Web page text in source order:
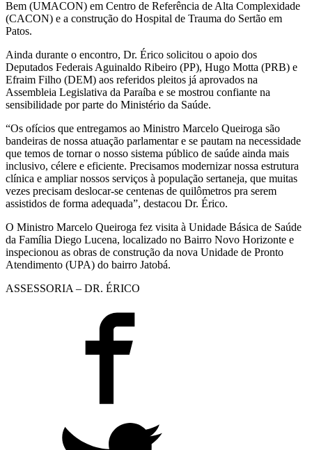
Bem (UMACON) em Centro de Referência de Alta Complexidade
(CACON) e a construção do Hospital de Trauma do Sertão em
Patos.
Ainda durante o encontro, Dr. Érico solicitou o apoio dos
Deputados Federais Aguinaldo Ribeiro (PP), Hugo Motta (PRB) e
Efraim Filho (DEM) aos referidos pleitos já aprovados na
Assembleia Legislativa da Paraíba e se mostrou confiante na
sensibilidade por parte do Ministério da Saúde.
“Os ofícios que entregamos ao Ministro Marcelo Queiroga são
bandeiras de nossa atuação parlamentar e se pautam na necessidade
que temos de tornar o nosso sistema público de saúde ainda mais
inclusivo, célere e eficiente. Precisamos modernizar nossa estrutura
clínica e ampliar nossos serviços à população sertaneja, que muitas
vezes precisam deslocar-se centenas de quilômetros pra serem
assistidos de forma adequada”, destacou Dr. Érico.
O Ministro Marcelo Queiroga fez visita à Unidade Básica de Saúde
da Família Diego Lucena, localizado no Bairro Novo Horizonte e
inspecionou as obras de construção da nova Unidade de Pronto
Atendimento (UPA) do bairro Jatobá.
ASSESSORIA – DR. ÉRICO